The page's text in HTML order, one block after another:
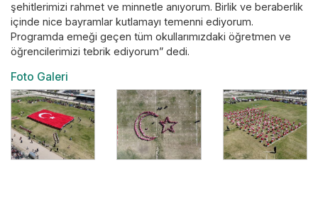
şehitlerimizi rahmet ve minnetle anıyorum. Birlik ve beraberlik
içinde nice bayramlar kutlamayı temenni ediyorum.
Programda emeği geçen tüm okullarımızdaki öğretmen ve
öğrencilerimizi tebrik ediyorum” dedi.
Foto Galeri